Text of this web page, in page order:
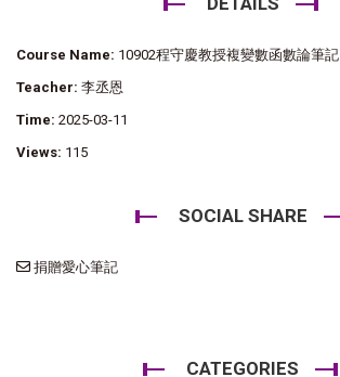
Course Name: 10902程守慶教授複變數函數論筆記
Teacher: 李丞恩
Time: 2025-03-11
Views: 115
SOCIAL SHARE
捐贈愛心筆記
CATEGORIES